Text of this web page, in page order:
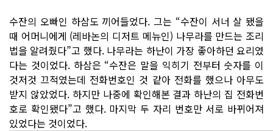
수잔의 오빠인 하삼도 끼어들었다. 그는 “수잔이 서너 살 됐을
때 어머니에게 (레바논의 디저트 메뉴인) 나무라를 만드는 조리
법을 알려줬다”고 했다. 나무라는 하난이 가장 좋아하던 요리였
다는 것이었다. 하삼은 “수잔은 말을 익히기 전부터 숫자를 이
것저것 끄적였는데 전화번호인 것 같아 전화를 했으나 아무도
받지 않았었다. 하지만 나중에 확인해본 결과 하난의 집 전화번
호로 확인됐다”고 했다. 마지막 두 자리 번호만 서로 바뀌어져
있었다는 것이었다.